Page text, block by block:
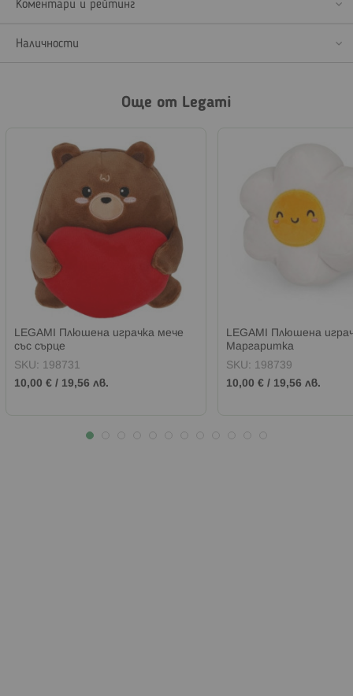
Коментари и рейтинг
Наличности
Още от Legami
LEGAMI Плюшена играчка мече
със сърце
SKU: 198731
10,00 € / 19,56 лв.
LEGAMI Плюшена
Маргаритка
SKU: 198739
10,00 € / 19,56 лв.